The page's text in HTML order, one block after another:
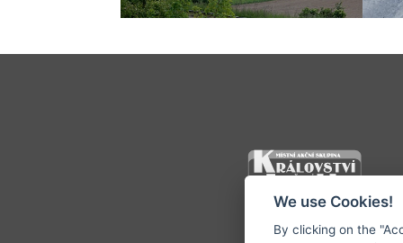
We use Cookies!
By clicking on the